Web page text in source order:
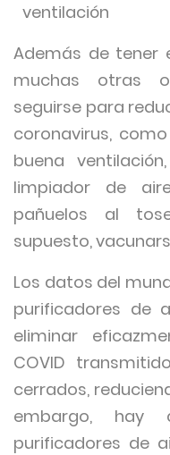
ventilación
Además de tener
muchas otras
seguirse para
coronavirus,
buena
limpiador de
pañuelos al
supuesto,
Los datos del
purificadores de
eliminar
COVID
cerrados,
embargo, hay
purificadores de